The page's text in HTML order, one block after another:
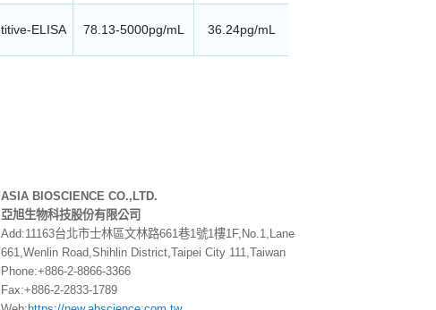
ELISA 78.13-5000pg/mL 36.24pg/mL
ASIA BIOSCIENCE CO.,LTD.
亞旭生物科技股份有限公司
Add:11163台北市士林區文林路661巷1號1樓1F,No.1,Lane
661,Wenlin Road,Shihlin District,Taipei City 111,Taiwan
Phone:+886-2-8866-3366
Fax:+886-2-2833-1789